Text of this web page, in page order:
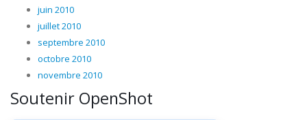
juin 2010
juillet 2010
septembre 2010
octobre 2010
novembre 2010
Soutenir OpenShot